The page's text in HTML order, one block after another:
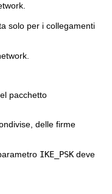
solo per i collegamenti
pacchetto
delle firme
IKE_PSK deve